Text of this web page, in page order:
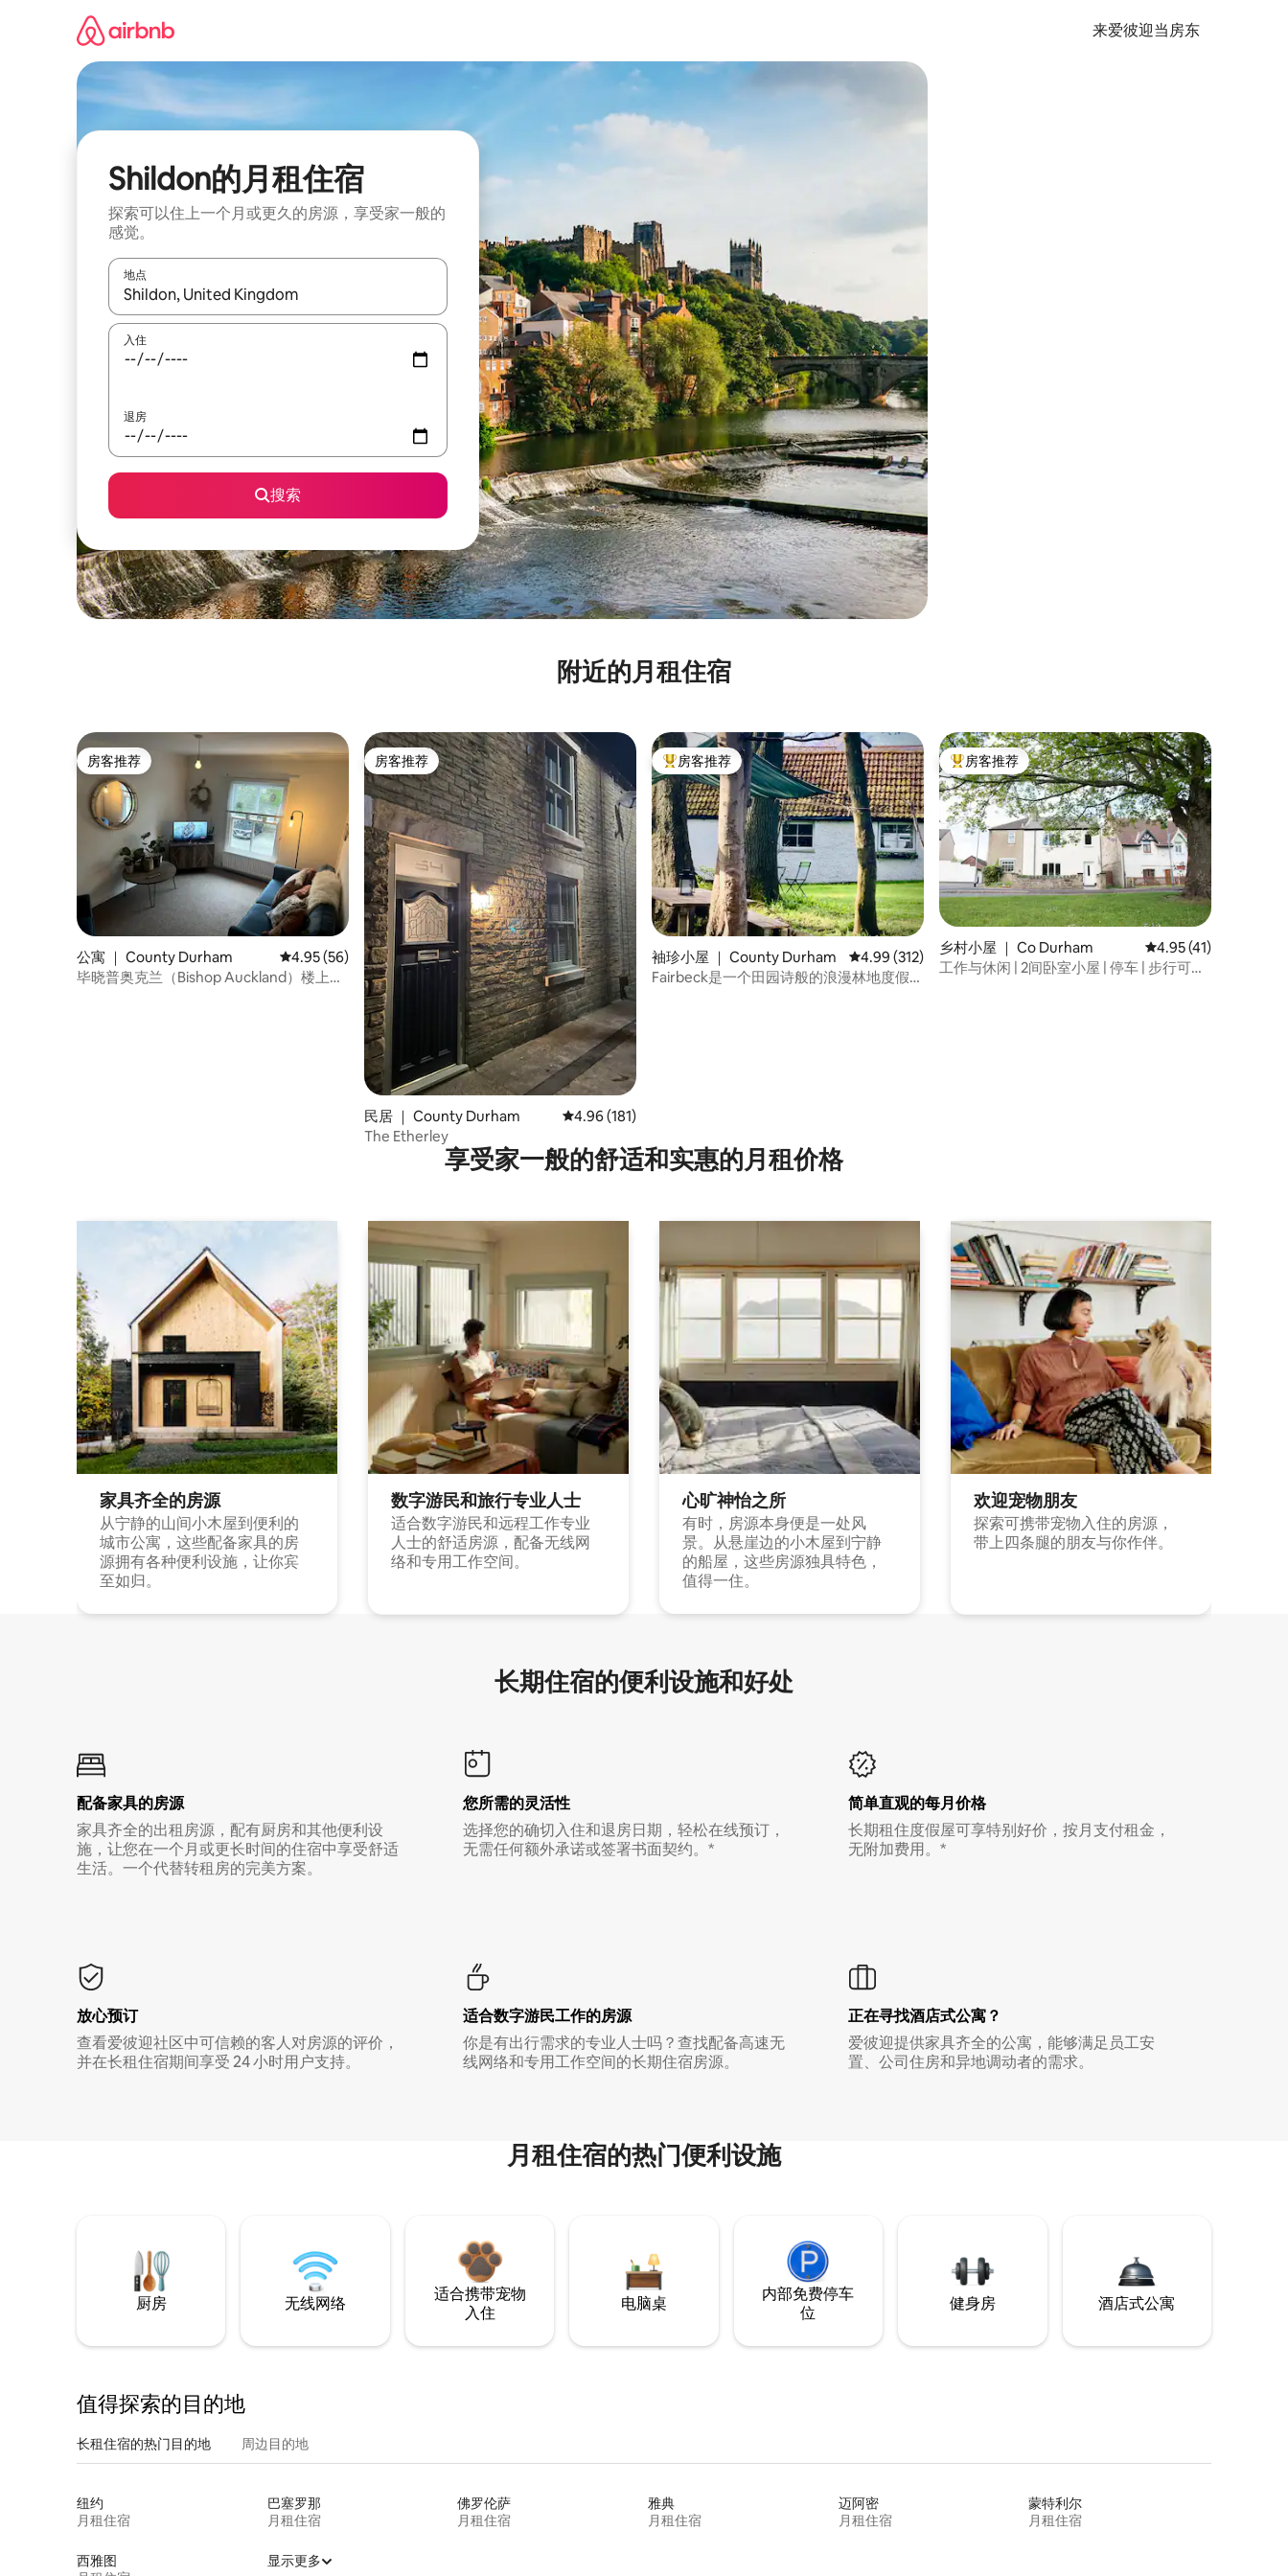
来爱彼迎当房东
Shildon的月租住宿
探索可以住上一个月或更久的房源，享受家一般的
感觉。
地点
如有搜索结果，请使用上下方向键查看，或通过点击或滑动手势浏览。
入住
退房
搜索
附近的月租住宿
房客推荐
房客推荐
公寓 ｜ County Durham 平均评分 4.95 分（满分 5 分），共 56 条评价
4.95 (56)
毕晓普奥克兰（Bishop Auckland）楼上公
房客推荐
房客推荐
民居 ｜ County Durham 平均评分 4.96 分（满分 5 分），共 181 条评价
4.96 (181)
The Etherley
热门「房客推荐」
房客推荐
袖珍小屋 ｜ County Durham 平均评分 4.99 分（满分 5 分），共 312 条评价
4.99 (312)
Fairbeck是一个田园诗般的浪漫林地度假胜
热门「房客推荐」
房客推荐
乡村小屋 ｜ Co Durham 平均评分 4.95 分（满
4.95 (41)
工作与休闲 | 2间卧室小屋 | 停车 | 步行可达
享受家一般的舒适和实惠的月租价格
家具齐全的房源
从宁静的山间小木屋到便利的
城市公寓，这些配备家具的房
源拥有各种便利设施，让你宾
至如归。
数字游民和旅行专业人士
适合数字游民和远程工作专业
人士的舒适房源，配备无线网
络和专用工作空间。
心旷神怡之所
有时，房源本身便是一处风
景。从悬崖边的小木屋到宁静
的船屋，这些房源独具特色，
值得一住。
欢迎宠物朋友
探索可携带宠物入住的房源，
带上四条腿的朋友与你作伴。
长期住宿的便利设施和好处
配备家具的房源
家具齐全的出租房源，配有厨房和其他便利设
施，让您在一个月或更长时间的住宿中享受舒适
生活。一个代替转租房的完美方案。
您所需的灵活性
选择您的确切入住和退房日期，轻松在线预订，
无需任何额外承诺或签署书面契约。*
简单直观的每月价格
长期租住度假屋可享特别好价，按月支付租金，
无附加费用。*
放心预订
查看爱彼迎社区中可信赖的客人对房源的评价，
并在长租住宿期间享受 24 小时用户支持。
适合数字游民工作的房源
你是有出行需求的专业人士吗？查找配备高速无
线网络和专用工作空间的长期住宿房源。
正在寻找酒店式公寓？
爱彼迎提供家具齐全的公寓，能够满足员工安
置、公司住房和异地调动者的需求。
月租住宿的热门便利设施
厨房 无线网络
适合携带宠物
入住
电脑桌
内部免费停车
位
健身房 酒店式公寓
值得探索的目的地
长租住宿的热门目的地 周边目的地
纽约
月租住宿
巴塞罗那
月租住宿
佛罗伦萨
月租住宿
雅典
月租住宿
迈阿密
月租住宿
蒙特利尔
月租住宿
西雅图
显示更多